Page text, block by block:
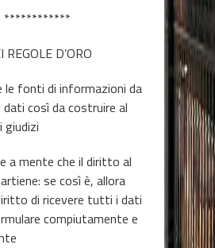
************
D’ORO
le fonti di informazioni da
così da costruire al
a mente che il diritto al
se così è, allora
di ricevere tutti i dati
compiutamente e